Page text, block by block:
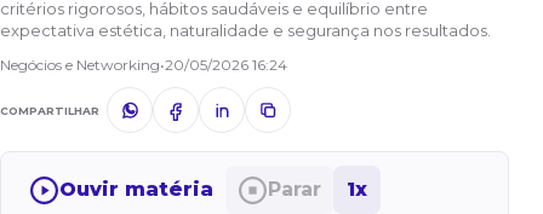
critérios rigorosos, hábitos saudáveis e equilíbrio entre
expectativa estética, naturalidade e segurança nos resultados.
Negócios e Networking•20/05/2026 16:24
COMPARTILHAR
Ouvir matéria Parar 1x